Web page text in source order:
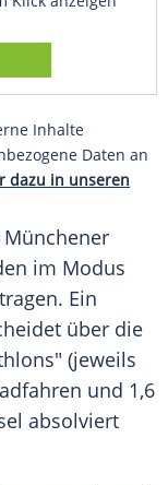
Inhalte
Daten an
dazu in unseren
im Modus
Ein
über die
(jeweils
und 1,6
absolviert